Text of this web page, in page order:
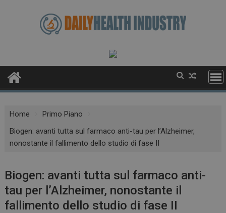
Home
Primo Piano
Biogen: avanti tutta sul farmaco anti-tau per l’Alzheimer,
nonostante il fallimento dello studio di fase II
Biogen: avanti tutta sul farmaco anti-
tau per l’Alzheimer, nonostante il
fallimento dello studio di fase II